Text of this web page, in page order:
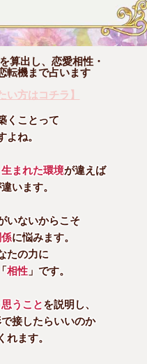
算出し、恋愛相性・
転機まで占います
い方はコチラ】
くことって
よね。
生まれた環境が違えば
います。
いないからこそ
に悩みます。
たの力に
相性」です。
うことを説明し、
接したらいいのか
れます。